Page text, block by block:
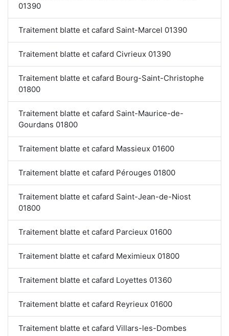
01390
Traitement blatte et cafard Saint-Marcel 01390
Traitement blatte et cafard Civrieux 01390
Traitement blatte et cafard Bourg-Saint-Christophe
01800
Traitement blatte et cafard Saint-Maurice-de-
Gourdans 01800
Traitement blatte et cafard Massieux 01600
Traitement blatte et cafard Pérouges 01800
Traitement blatte et cafard Saint-Jean-de-Niost
01800
Traitement blatte et cafard Parcieux 01600
Traitement blatte et cafard Meximieux 01800
Traitement blatte et cafard Loyettes 01360
Traitement blatte et cafard Reyrieux 01600
Traitement blatte et cafard Villars-les-Dombes